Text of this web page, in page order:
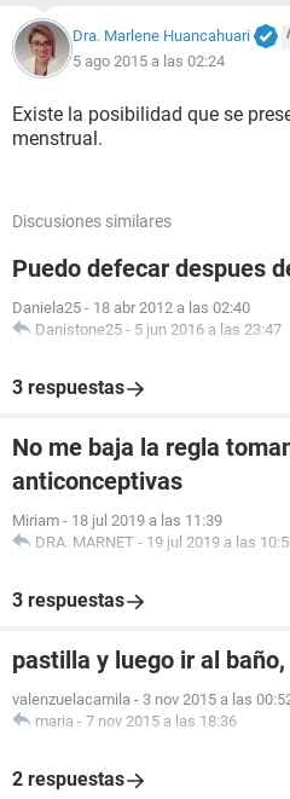
Dra. Marlene Huancahuari
5 ago 2015 a las 02:24
Existe la posibilidad que se
menstrual.
Discusiones similares
Puedo defecar despues
Daniela25 - 18 abr 2012 a las 02:40
Danistone25 - 5 jun 2016 a las 23:47
3 respuestas
No me baja la regla
anticonceptivas
Miriam - 18 jul 2019 a las 11:39
DRA. MARNET - 19 jul 2019 a las
3 respuestas
pastilla y luego ir al
valenzuelacamila - 3 nov 2015 a las
maria - 7 nov 2015 a las 18:36
2 respuestas